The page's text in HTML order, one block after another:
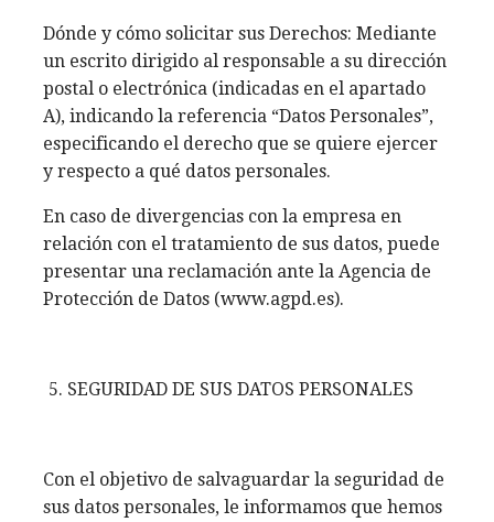
Dónde y cómo solicitar sus Derechos: Mediante
un escrito dirigido al responsable a su dirección
postal o electrónica (indicadas en el apartado
A), indicando la referencia “Datos Personales”,
especificando el derecho que se quiere ejercer
y respecto a qué datos personales.
En caso de divergencias con la empresa en
relación con el tratamiento de sus datos, puede
presentar una reclamación ante la Agencia de
Protección de Datos (www.agpd.es).
SEGURIDAD DE SUS DATOS PERSONALES
Con el objetivo de salvaguardar la seguridad de
sus datos personales, le informamos que hemos